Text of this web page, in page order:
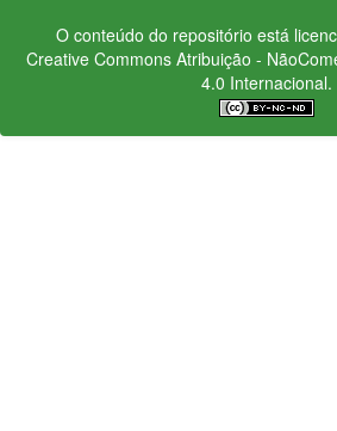
O conteúdo do repositório está
Creative CommonsAtribuição -
4.0 Internacional.